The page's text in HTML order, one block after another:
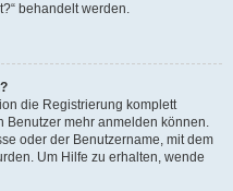
behandelt werden.
die Registrierung komplett
Benutzer mehr anmelden können.
oder der Benutzername, mit dem
Um Hilfe zu erhalten, wende